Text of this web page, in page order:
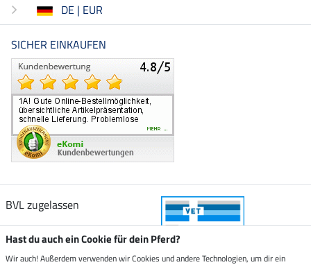
DE | EUR
SICHER EINKAUFEN
BVL zugelassen
Hast du auch ein Cookie für dein Pferd?
Wir auch! Außerdem verwenden wir Cookies und andere Technologien, um dir ein